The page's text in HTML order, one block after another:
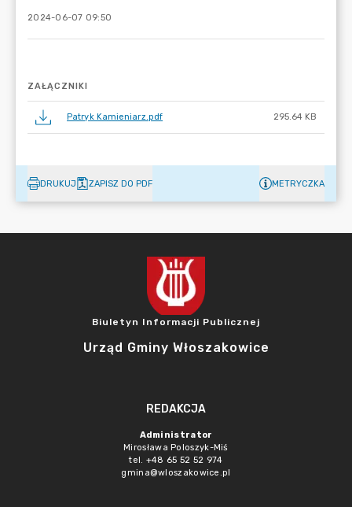
2024-06-07 09:50
ZAŁĄCZNIKI
Patryk Kamieniarz.pdf 295.64 KB
DRUKUJ ZAPISZ DO PDF METRYCZKA
Biuletyn Informacji Publicznej
Urząd Gminy Włoszakowice
REDAKCJA
Administrator
Mirosława Poloszyk-Miś
tel. +48 65 52 52 974
gmina@wloszakowice.pl